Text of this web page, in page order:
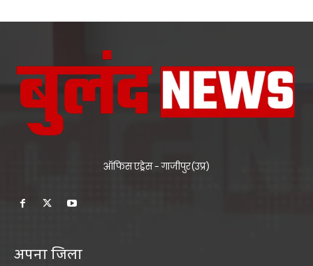
ऑफिस एड्रेस - गाजीपुर(उप्र)
अपना जिला